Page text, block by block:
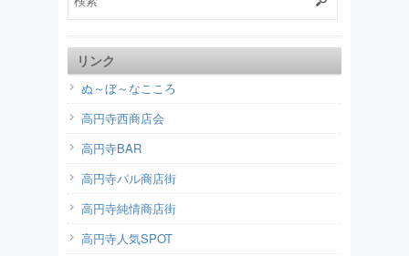
リンク
ぬ～ぼ～なこころ
高円寺西商店会
高円寺BAR
高円寺パル商店街
高円寺純情商店街
高円寺人気SPOT